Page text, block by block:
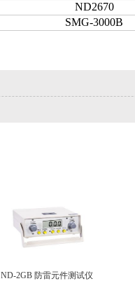
ND2670
SMG-3000B
ND-2GB 防雷元件测试仪